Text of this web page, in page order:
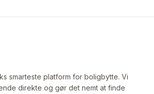
smarteste platform for boligbytte. Vi
direkte og gør det nemt at finde